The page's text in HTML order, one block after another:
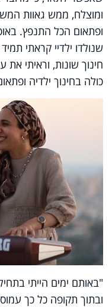
ומוצלח, ממש גאוות
ופתאום הכל התנפץ.
שנולדו ילדיי קראתי
חינוך שונות, וראיתי
כולה בחינוך ילדיה
"באותם ימים הייתי
ובתוך תקופה כל כך